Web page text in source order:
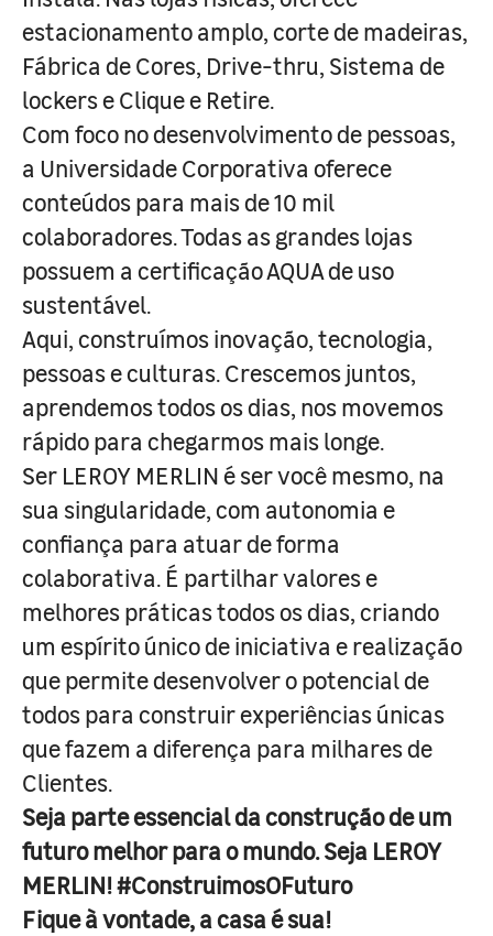
estacionamento amplo, corte de madeiras,
Fábrica de Cores, Drive-thru, Sistema de
lockers e Clique e Retire.
Com foco no desenvolvimento de pessoas,
a Universidade Corporativa oferece
conteúdos para mais de 10 mil
colaboradores. Todas as grandes lojas
possuem a certificação AQUA de uso
sustentável.
Aqui, construímos inovação, tecnologia,
pessoas e culturas. Crescemos juntos,
aprendemos todos os dias, nos movemos
rápido para chegarmos mais longe.
Ser LEROY MERLIN é ser você mesmo, na
sua singularidade, com autonomia e
confiança para atuar de forma
colaborativa. É partilhar valores e
melhores práticas todos os dias, criando
um espírito único de iniciativa e realização
que permite desenvolver o potencial de
todos para construir experiências únicas
que fazem a diferença para milhares de
Clientes.
Seja parte essencial da construção de um
futuro melhor para o mundo. Seja LEROY
MERLIN! #ConstruimosOFuturo
Fique à vontade, a casa é sua!